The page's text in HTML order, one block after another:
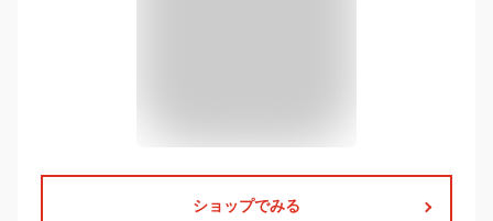
ショップでみる